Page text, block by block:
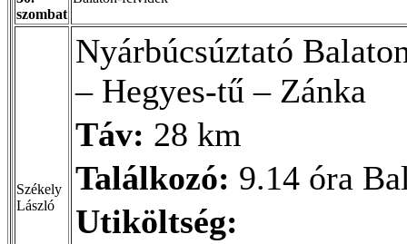
szombat
Székely
László
Nyárbúcsúztató
– Hegyes-tű – Zánka
Táv: 28 km
Találkozó: 9.14 óra
Utiköltség: